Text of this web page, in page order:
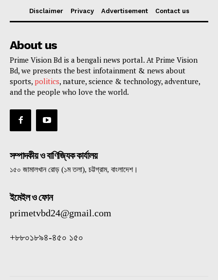
Disclaimer Privacy Advertisement Contact us
About us
Prime Vision Bd is a bengali news portal. At Prime Vision
Bd, we presents the best infotainment & news about
sports, politics, nature, science & technology, adventure,
and the people who love the world.
সম্পাদকীয় ও বাণিজ্যিক কার্যালয়
১৫০ জামালখান রোড় (১ম তলা), চট্টগ্রাম, বাংলাদেশ।
ইমেইল ও ফোন
primetvbd24@gmail.com
+৮৮০১৮৯৪-৪৫০ ১৫০